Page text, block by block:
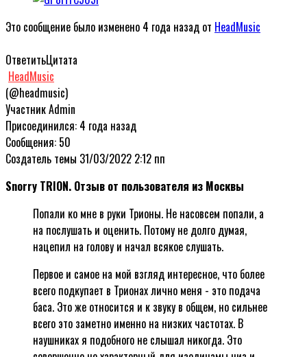
Это сообщение было изменено 4 года назад от HeadMusic
ОтветитьЦитата
HeadMusic
(@headmusic)
УчастникAdmin
Присоединился: 4 года назад
Сообщения: 50
Создатель темы 31/03/2022 2:12 пп
Snorry TRION. Отзыв от пользователя из Москвы
Попали ко мне в руки Трионы. Не насовсем попали, а
на послушать и оценить. Потому не долго думая,
нацепил на голову и начал всякое слушать.
Первое и самое на мой взгляд интересное, что более
всего подкупает в Трионах лично меня - это подача
баса. Это же относится и к звуку в общем, но сильнее
всего это заметно именно на низких частотах. В
наушниках я подобного не слышал никогда. Это